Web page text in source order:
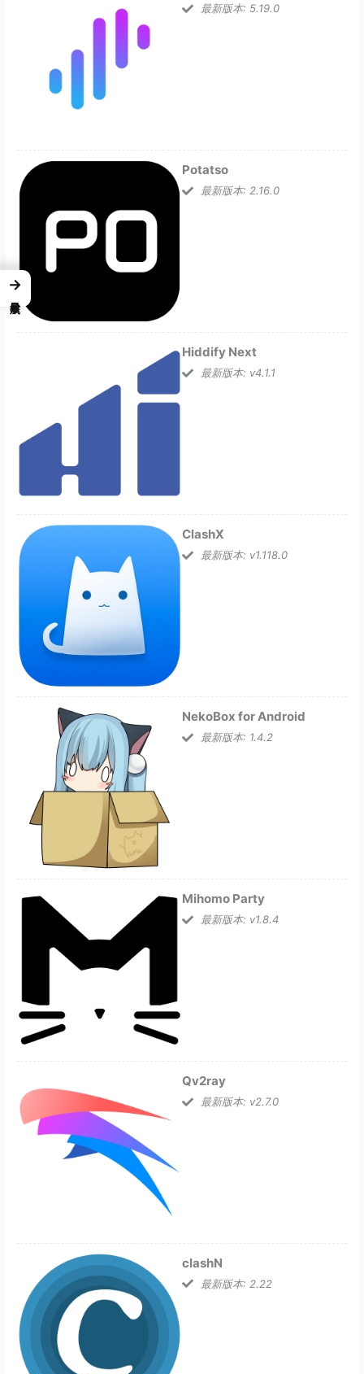
最新版本: 5.19.0
Potatso
最新版本: 2.16.0
Hiddify Next
最新版本: v4.1.1
ClashX
最新版本: v1.118.0
NekoBox for Android
最新版本: 1.4.2
Mihomo Party
最新版本: v1.8.4
Qv2ray
最新版本: v2.7.0
clashN
最新版本: 2.22
→